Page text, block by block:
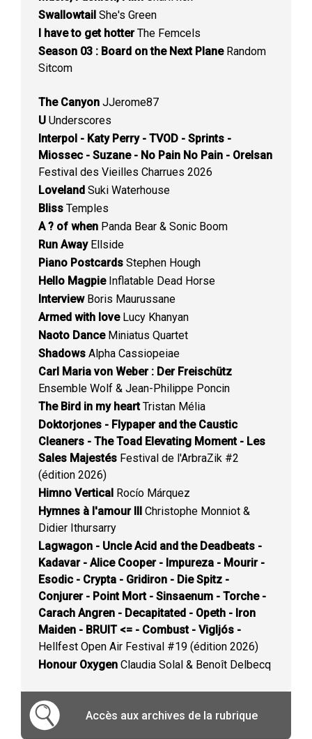
Swallowtail She's Green
I have to get hotterThe Femcels
Season 03 : Board on the Next PlaneRandom
Sitcom
The Canyon JJerome87
U Underscores
Interpol - Katy Perry - TVOD - Sprints -
Miossec - Suzane - No Pain No Pain - Orelsan
Festival des Vieilles Charrues 2026
Loveland Suki Waterhouse
Bliss Temples
A ? of when Panda Bear & Sonic Boom
Run AwayEllside
Piano Postcards Stephen Hough
Hello MagpieInflatable Dead Horse
InterviewBoris Maurussane
Armed with loveLucy Khanyan
Naoto DanceMiniatus Quartet
Shadows Alpha Cassiopeiae
Carl Maria von Weber : Der Freischütz
Ensemble Wolf & Jean-Philippe Poncin
The Bird in my heartTristan Mélia
Doktorjones - Flypaper and the Caustic
Cleaners - The Toad Elevating Moment - Les
Sales Majestés Festival de l'ArbraZik #2
(édition 2026)
Himno Vertical Rocío Márquez
Hymnes à l'amour III Christophe Monniot &
Didier Ithursarry
Lagwagon - Uncle Acid and the Deadbeats -
Kadavar - Alice Cooper - Impureza - Mourir -
Esodic - Crypta - Gridiron - Die Spitz -
Conjurer - Point Mort - Sinsaenum - Torche -
Carach Angren - Decapitated - Opeth - Iron
Maiden - BRUIT <= - Combust - Vigljós -
Hellfest Open Air Festival #19 (édition 2026)
Honour Oxygen Claudia Solal & Benoît Delbecq
Accès aux archives de la rubrique